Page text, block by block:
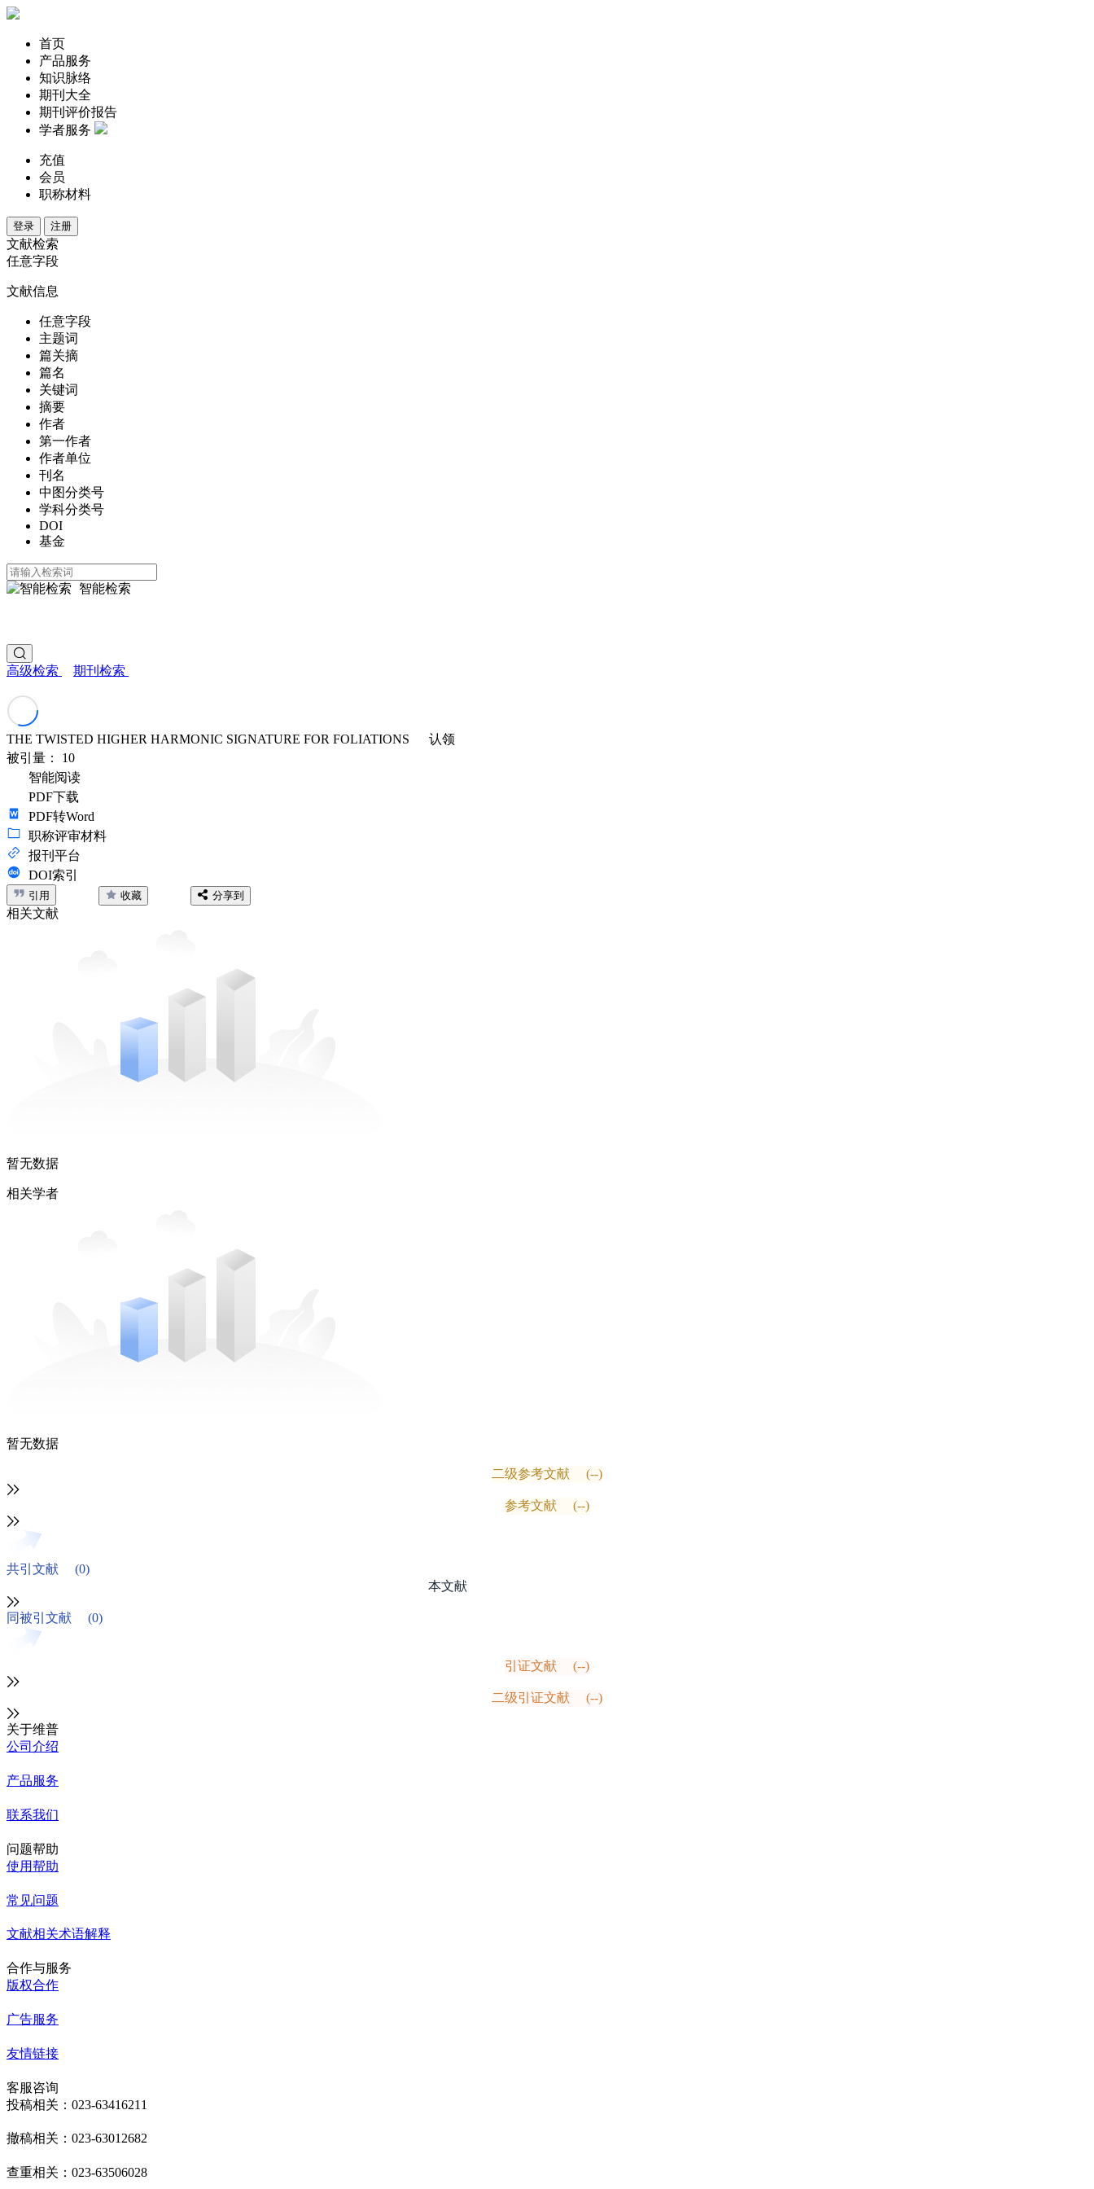
首页
产品服务
知识脉络
期刊大全
期刊评价报告
学者服务
充值
会员
职称材料
登录 注册
文献检索
任意字段
文献信息
任意字段
主题词
篇关摘
篇名
关键词
摘要
作者
第一作者
作者单位
刊名
中图分类号
学科分类号
DOI
基金
智能检索
高级检索 期刊检索
THE TWISTED HIGHER HARMONIC SIGNATURE FOR FOLIATIONS
认领
被引量： 10
智能阅读
PDF下载
PDF转Word
职称评审材料
报刊平台
DOI索引
引用 收藏 分享到
相关文献
暂无数据
相关学者
暂无数据
二级参考文献 (--)
参考文献 (--)
共引文献
(0)
本文献
同被引文献 (0)
引证文献 (--)
二级引证文献 (--)
关于维普
公司介绍
产品服务
联系我们
问题帮助
使用帮助
常见问题
文献相关术语解释
合作与服务
版权合作
广告服务
友情链接
客服咨询
投稿相关：023-63416211
撤稿相关：023-63012682
查重相关：023-63506028